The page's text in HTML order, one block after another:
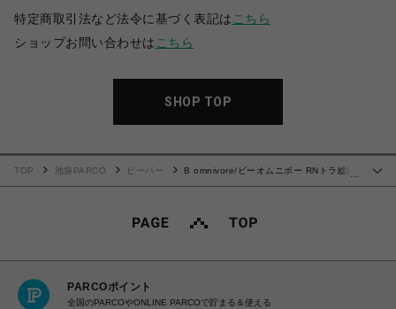
特定商取引法など法令に基づく表記は こちら
ショップお問い合わせは こちら
SHOP TOP
TOP 池袋PARCO ビーバー
B omnivore/ビーオムニボー RNトラ総柄
PARCOポイント
全国のPARCOやONLINE PARCOで貯まる＆使える